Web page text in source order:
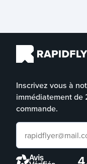
Inscrivez vous à
immédiatement de
commande.